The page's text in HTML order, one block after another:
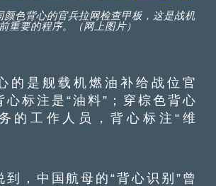
颜色背心的官兵拉网检查甲板，这是战机
重要的程序。（网上图片）
是舰载机燃油补给战位官
心标注是“油料”；穿棕色背心
的工作人员，背心标注“维
中国航母的“背心识别”曾